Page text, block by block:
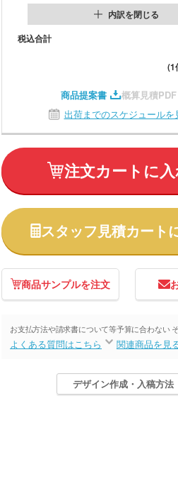
内訳を閉じる
税込合計
(1
商品提案書
概算見積PDF
出荷までのスケジュールを
注文カートに
スタッフ見積カート
商品サンプルを注文
お支払方法や請求書について等
よくある質問はこちら
予算に合わない
関連商品を見
デザイン作成・入稿方法